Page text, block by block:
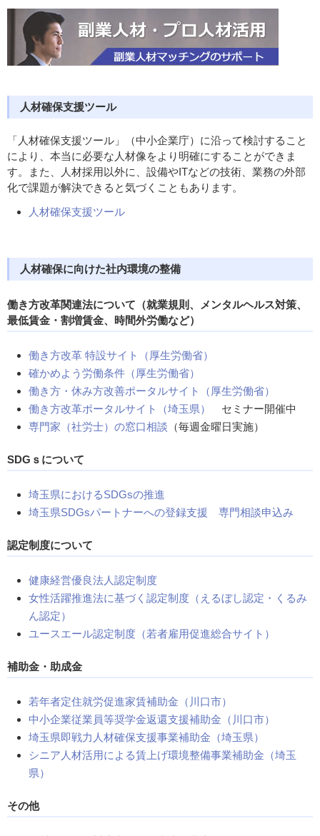
人材確保支援ツール
「人材確保支援ツール」（中小企業庁）に沿って検討すること
により、本当に必要な人材像をより明確にすることができま
す。また、人材採用以外に、設備やITなどの技術、業務の外部
化で課題が解決できると気づくこともあります。
人材確保支援ツール
人材確保に向けた社内環境の整備
働き方改革関連法について（就業規則、メンタルヘルス対策、
最低賃金・割増賃金、時間外労働など）
働き方改革 特設サイト（厚生労働省）
確かめよう労働条件（厚生労働省）
働き方・休み方改善ポータルサイト（厚生労働省）
働き方改革ポータルサイト（埼玉県）
セミナー開催中
専門家（社労士）の窓口相談 （毎週金曜日実施）
SDGｓについて
埼玉県におけるSDGsの推進
埼玉県SDGsパートナーへの登録支援 専門相談申込み
認定制度について
健康経営優良法人認定制度
女性活躍推進法に基づく認定制度（えるぼし認定・くるみ
ん認定）
ユースエール認定制度（若者雇用促進総合サイト）
補助金・助成金
若年者定住就労促進家賃補助金（川口市）
中小企業従業員等奨学金返還支援補助金（川口市）
埼玉県即戦力人材確保支援事業補助金（埼玉県）
シニア人材活用による賃上げ環境整備事業補助金（埼玉
県）
その他